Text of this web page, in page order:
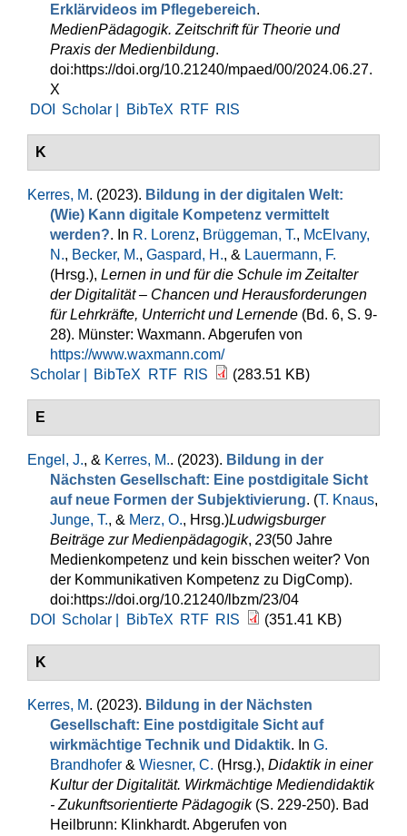
Erklärvideos im Pflegebereich.
MedienPädagogik. Zeitschrift für Theorie und
Praxis der Medienbildung.
doi:https://doi.org/10.21240/mpaed/00/2024.06.27.
X
DOI
Scholar | BibTeX RTF RIS
K
Kerres, M. (2023). Bildung in der digitalen Welt:
(Wie) Kann digitale Kompetenz vermittelt
werden?. In R. Lorenz, Brüggeman, T., McElvany,
N., Becker, M., Gaspard, H., & Lauermann, F.
(Hrsg.), Lernen in und für die Schule im Zeitalter
der Digitalität – Chancen und Herausforderungen
für Lehrkräfte, Unterricht und Lernende (Bd. 6, S. 9-
28). Münster: Waxmann. Abgerufen von
https://www.waxmann.com/
Scholar |
BibTeX RTF RIS (283.51 KB)
E
Engel, J., & Kerres, M.. (2023). Bildung in der
Nächsten Gesellschaft: Eine postdigitale Sicht
auf neue Formen der Subjektivierung. (T. Knaus,
Junge, T., & Merz, O., Hrsg.)Ludwigsburger
Beiträge zur Medienpädagogik, 23(50 Jahre
Medienkompetenz und kein bisschen weiter? Von
der Kommunikativen Kompetenz zu DigComp).
doi:https://doi.org/10.21240/lbzm/23/04
DOI
Scholar | BibTeX RTF RIS (351.41 KB)
K
Kerres, M. (2023). Bildung in der Nächsten
Gesellschaft: Eine postdigitale Sicht auf
wirkmächtige Technik und Didaktik. In G.
Brandhofer & Wiesner, C. (Hrsg.), Didaktik in einer
Kultur der Digitalität. Wirkmächtige Mediendidaktik
- Zukunftsorientierte Pädagogik(S. 229-250). Bad
Heilbrunn: Klinkhardt. Abgerufen von